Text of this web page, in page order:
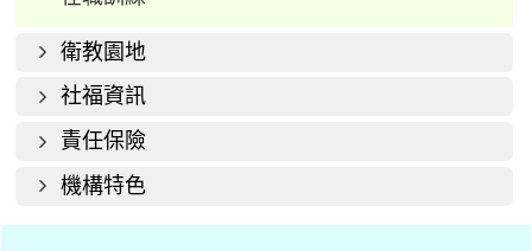
衛教園地
社福資訊
責任保險
機構特色